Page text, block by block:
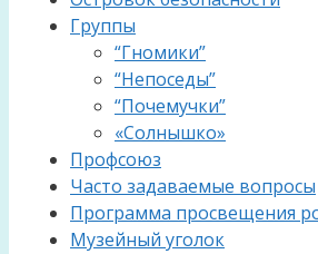
Группы
“Гномики”
“Непоседы”
“Почемучки”
«Солнышко»
Профсоюз
Часто задаваемые вопросы
Программа просвещения
Музейный уголок